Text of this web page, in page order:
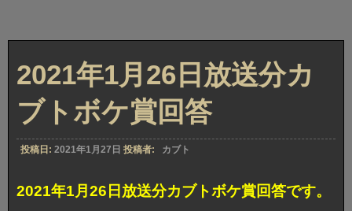
2021年1月26日放送分カ
ブトボケ賞回答
投稿日: 2021年1月27日 投稿者: カブト
2021年1月26日放送分カブトボケ賞回答です。